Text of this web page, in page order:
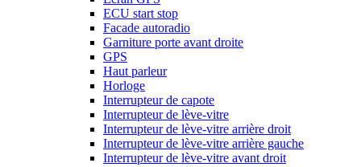
ECU start stop
Facade autoradio
Garniture porte avant droite
GPS
Haut parleur
Horloge
Interrupteur de capote
Interrupteur de lève-vitre
Interrupteur de lève-vitre arrière droit
Interrupteur de lève-vitre arrière gauche
Interrupteur de lève-vitre avant droit